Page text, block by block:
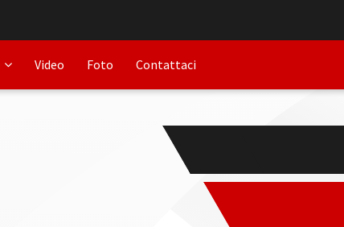
Video Foto Contattaci